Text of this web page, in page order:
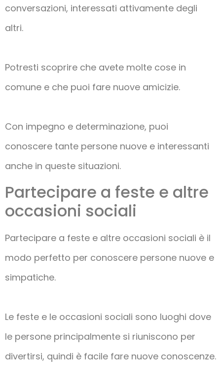
conversazioni, interessati attivamente degli
altri.
Potresti scoprire che avete molte cose in
comune e che puoi fare nuove amicizie.
Con impegno e determinazione, puoi
conoscere tante persone nuove e interessanti
anche in queste situazioni.
Partecipare a feste e altre
occasioni sociali
Partecipare a feste e altre occasioni sociali è il
modo perfetto per conoscere persone nuove e
simpatiche.
Le feste e le occasioni sociali sono luoghi dove
le persone principalmente si riuniscono per
divertirsi, quindi è facile fare nuove conoscenze.